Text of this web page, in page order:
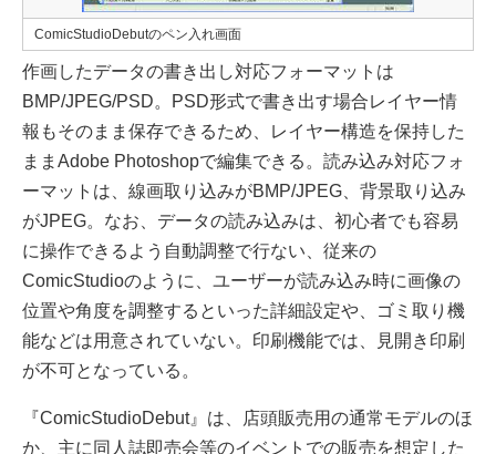
ComicStudioDebutのペン入れ画面
作画したデータの書き出し対応フォーマットは
BMP/JPEG/PSD。PSD形式で書き出す場合レイヤー情
報もそのまま保存できるため、レイヤー構造を保持した
ままAdobe Photoshopで編集できる。読み込み対応フォ
ーマットは、線画取り込みがBMP/JPEG、背景取り込み
がJPEG。なお、データの読み込みは、初心者でも容易
に操作できるよう自動調整で行ない、従来の
ComicStudioのように、ユーザーが読み込み時に画像の
位置や角度を調整するといった詳細設定や、ゴミ取り機
能などは用意されていない。印刷機能では、見開き印刷
が不可となっている。
『ComicStudioDebut』は、店頭販売用の通常モデルのほ
か、主に同人誌即売会等のイベントでの販売を想定した